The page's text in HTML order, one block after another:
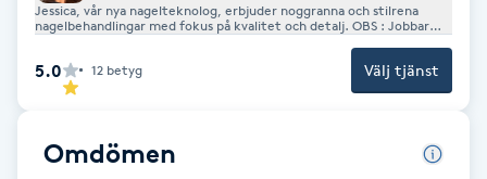
Klippning
Klippning & Slingor
Klippning ungdom
Jessica, vår nya nagelteknolog, erbjuder noggranna och stilrena
nagelbehandlingar med fokus på kvalitet och detalj. OBS : Jobbar
5.0 12 betyg Välj tjänst
Omdömen